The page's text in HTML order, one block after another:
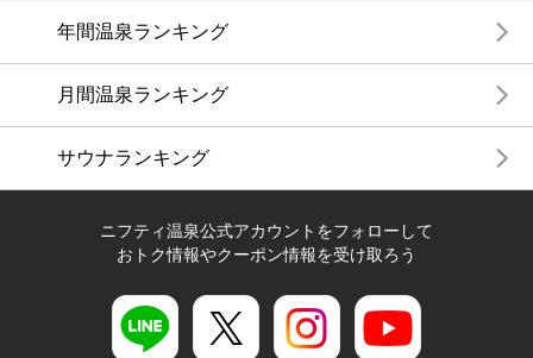
年間温泉ランキング
月間温泉ランキング
サウナランキング
ニフティ温泉公式アカウントをフォローして
おトク情報やクーポン情報を受け取ろう